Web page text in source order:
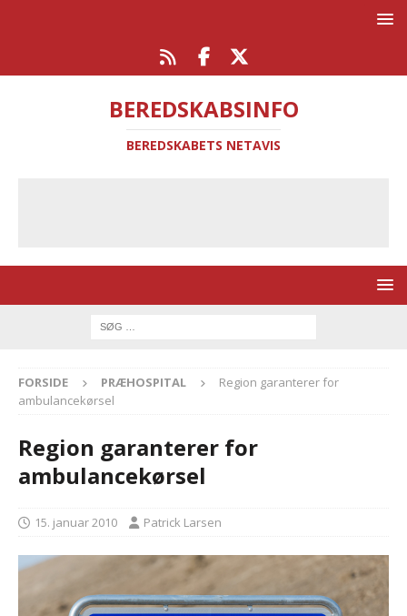
BEREDSKABSINFO
BEREDSKABETS NETAVIS
FORSIDE PRÆHOSPITAL
Region garanterer for
ambulancekørsel
Region garanterer for
ambulancekørsel
15. januar 2010 Patrick Larsen